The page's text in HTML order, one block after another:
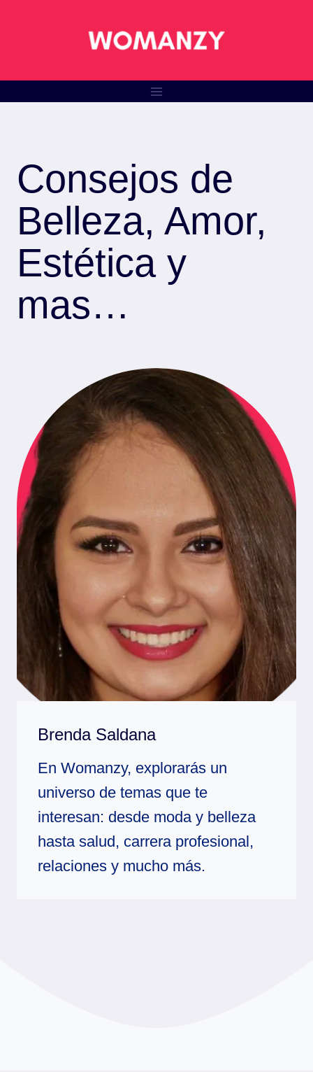
Consejos de
Belleza, Amor,
Estética y
mas…
Brenda Saldana
En Womanzy, explorarás un
universo de temas que te
interesan: desde moda y belleza
hasta salud, carrera profesional,
relaciones y mucho más.